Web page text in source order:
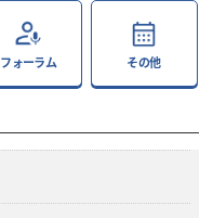
フォーラム その他